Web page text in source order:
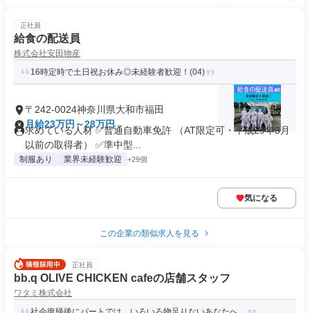
正社員
給食の配送員
株式会社安田物産
16時定時で土日祝お休み◎未経験者歓迎！(04)
〒242-0024神奈川県大和市福田
月給23万円～28万円
求めている人材 ✅普通自動車免許 （AT限定可・平成29年3月
以前の取得者） ✅準中型...
制服あり 業界未経験歓迎 +29個
気になる
この企業の類似求人を見る
正社員
bb.q OLIVE CHICKEN cafeの店舗スタッフ
ワタミ株式会社